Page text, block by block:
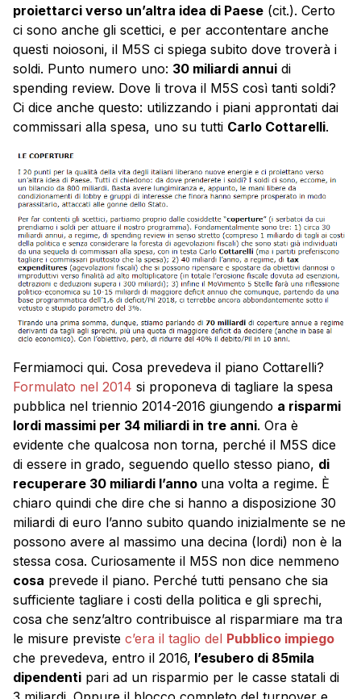
proiettarci verso un’altra idea di Paese (cit.). Certo
ci sono anche gli scettici, e per accontentare anche
questi noiosoni, il M5S ci spiega subito dove troverà i
soldi. Punto numero uno: 30 miliardi annui di
spending review. Dove li trova il M5S così tanti soldi?
Ci dice anche questo: utilizzando i piani approntati dai
commissari alla spesa, uno su tutti Carlo Cottarelli.
Fermiamoci qui. Cosa prevedeva il piano Cottarelli?
Formulato nel 2014 si proponeva di tagliare la spesa
pubblica nel triennio 2014-2016 giungendo a risparmi
lordi massimi per 34 miliardi in tre anni. Ora è
evidente che qualcosa non torna, perché il M5S dice
di essere in grado, seguendo quello stesso piano, di
recuperare 30 miliardi l’anno una volta a regime. È
chiaro quindi che dire che si hanno a disposizione 30
miliardi di euro l’anno subito quando inizialmente se ne
possono avere al massimo una decina (lordi) non è la
stessa cosa. Curiosamente il M5S non dice nemmeno
cosa prevede il piano. Perché tutti pensano che sia
sufficiente tagliare i costi della politica e gli sprechi,
cosa che senz’altro contribuisce al risparmiare ma tra
le misure previste c’era il taglio del Pubblico impiego
che prevedeva, entro il 2016, l’esubero di 85mila
dipendenti pari ad un risparmio per le casse statali di